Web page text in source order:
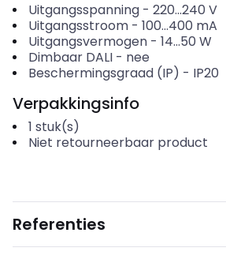
Uitgangsspanning- 220...240 V
Uitgangsstroom- 100...400 mA
Uitgangsvermogen- 14...50 W
Dimbaar DALI- nee
Beschermingsgraad (IP) - IP20
Verpakkingsinfo
1 stuk(s)
Niet retourneerbaar product
Referenties